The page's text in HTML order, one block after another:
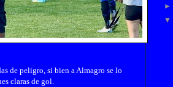
de peligro, si bien a Almagro se lo
claras de gol.
►
▼